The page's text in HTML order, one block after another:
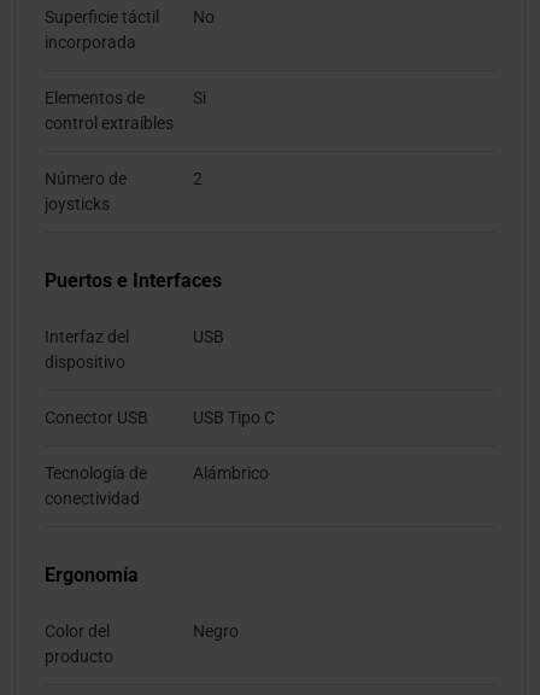
Superficie táctil
incorporada
No
Elementos de
control extraíbles
Si
Número de
joysticks
2
Puertos e Interfaces
Interfaz del
dispositivo
USB
Conector USB USB Tipo C
Tecnología de
conectividad
Alámbrico
Ergonomía
Color del
producto
Negro